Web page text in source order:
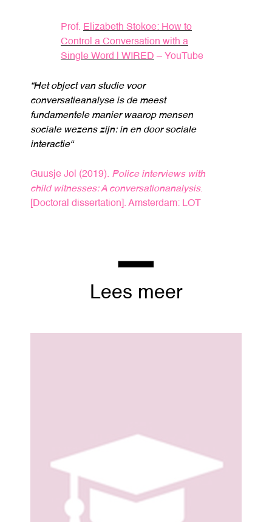
Prof. Elizabeth Stokoe: How to
Control a Conversation with a
Single Word | WIRED – YouTube
“Het object van studie voor
conversatieanalyse is de meest
fundamentele manier waarop mensen
sociale wezens zijn: in en door sociale
interactie“
Guusje Jol (2019). Police interviews with
child witnesses: A conversationanalysis.
[Doctoral dissertation]. Amsterdam: LOT
Lees meer